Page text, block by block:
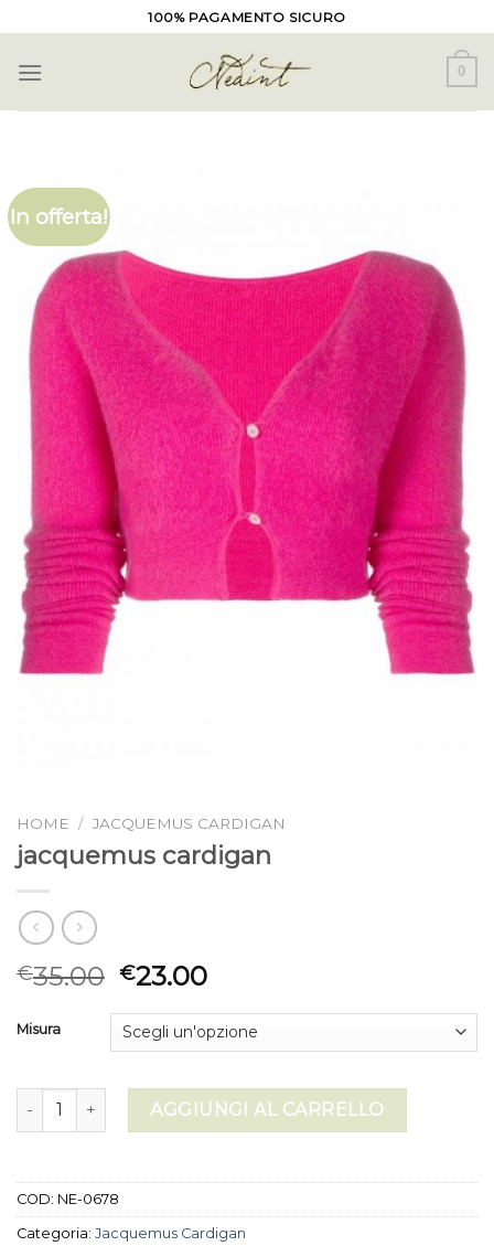
to
content
100% PAGAMENTO SICURO
0
In offerta!
HOME / JACQUEMUS CARDIGAN
jacquemus cardigan
€35.00 €23.00
Misura
jacquemus cardigan quantitàAGGIUNGI AL CARRELLO
COD: NE-0678
Categoria: Jacquemus Cardigan